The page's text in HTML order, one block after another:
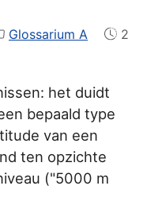
Glossarium A
2
het duidt
bepaald type
van een
ten opzichte
("5000 m